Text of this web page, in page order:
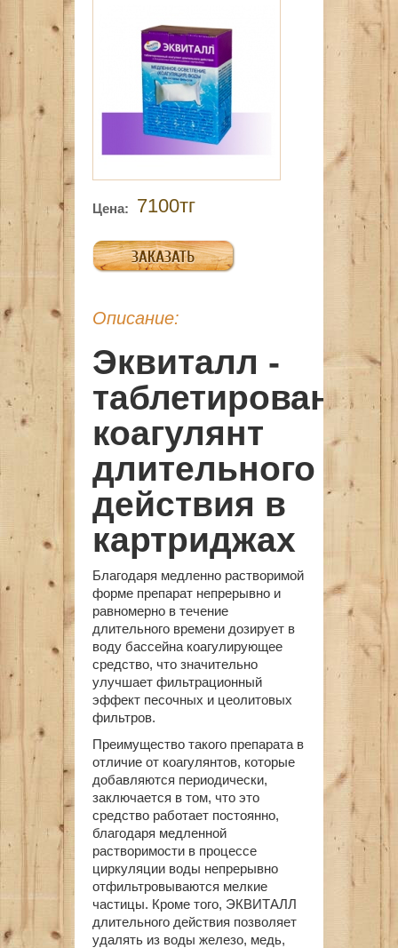
Цена: 7100тг
Описание:
Эквиталл -
коагулянт
длительного
действия в
картриджах
Благодаря медленно растворимой
форме препарат непрерывно и
равномерно в течение
длительного времени дозирует в
воду бассейна коагулирующее
средство, что значительно
улучшает фильтрационный
эффект песочных и цеолитовых
фильтров.
Преимущество такого препарата в
отличие от коагулянтов, которые
добавляются периодически,
заключается в том, что это
средство работает постоянно,
благодаря медленной
растворимости в процессе
циркуляции воды непрерывно
отфильтровываются мелкие
частицы. Кроме того, ЭКВИТАЛЛ
длительного действия позволяет
удалять из воды железо, медь,